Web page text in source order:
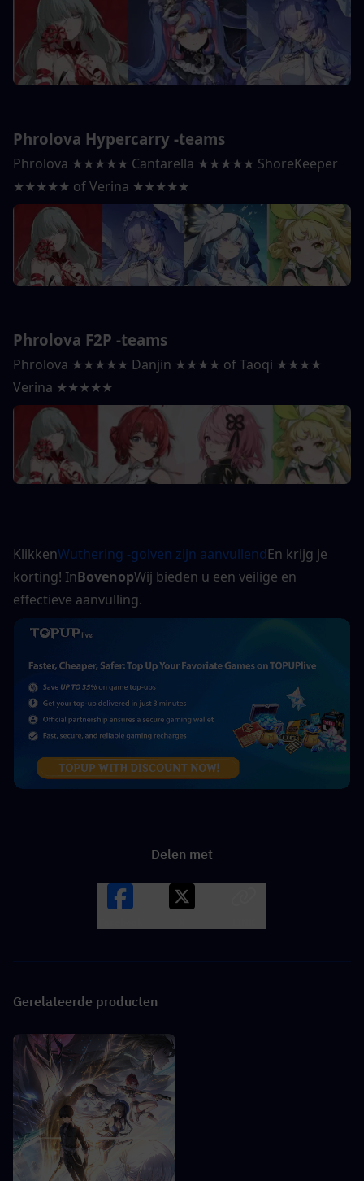
Phrolova Hypercarry -teams
Phrolova ★★★★★ Cantarella ★★★★★ ShoreKeeper
★★★★★ of Verina ★★★★★
Phrolova F2P -teams
Phrolova ★★★★★ Danjin ★★★★ of Taoqi ★★★★
Verina ★★★★★
KlikkenWuthering -golven zijn aanvullendEn krijg je
korting! InBovenopWij bieden u een veilige en
effectieve aanvulling.
Delen met
Gerelateerde producten